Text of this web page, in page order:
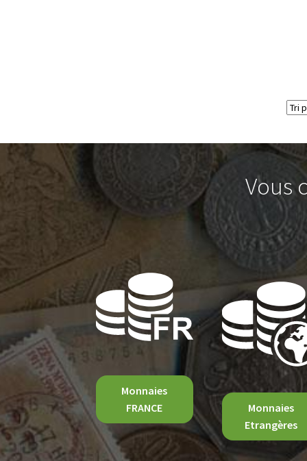
Vous
Monnaies
FRANCE
Monnaies
Etrangères